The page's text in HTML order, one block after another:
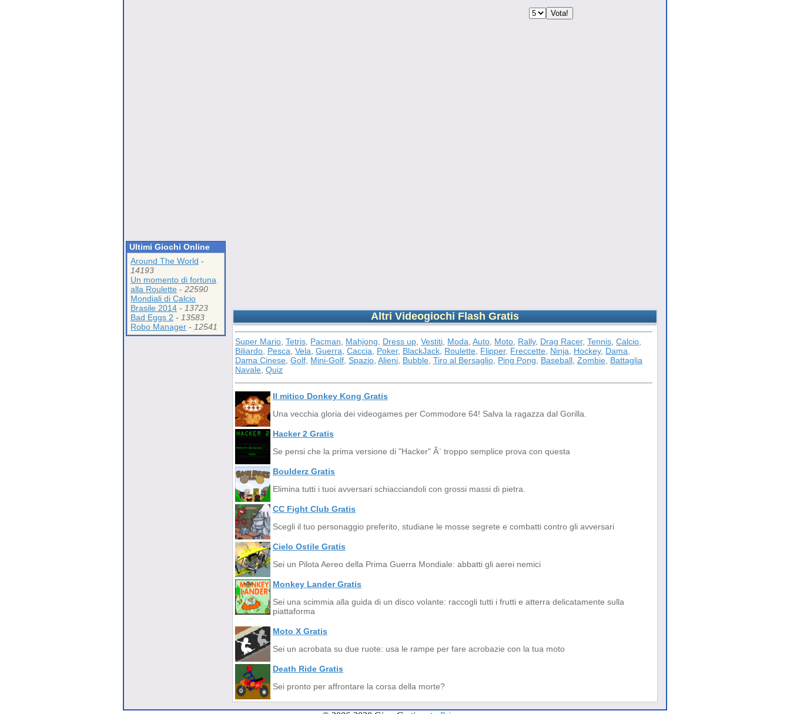
Ultimi Giochi Online
Around The World -
14193
Un momento di fortuna
alla Roulette - 22590
Mondiali di Calcio
Brasile 2014 - 13723
Bad Eggs 2 - 13583
Robo Manager - 12541
Altri Videogiochi Flash Gratis
Super Mario Tetris Pacman Mahjong Dress up Vestiti Moda Auto Moto Rally, Drag Racer, Tennis Calcio
Biliardo Pesca Vela Guerra Caccia Poker, BlackJack Roulette Flipper, Freccette Ninja Hockey, Dama
Dama Cinese Golf Mini-Golf Spazio Alieni Bubble Tiro al Bersaglio Ping Pong Baseball Zombie Battaglia
Navale Quiz
Il mitico Donkey Kong Gratis
Una vecchia gloria dei videogames per Commodore 64! Salva la ragazza dal Gorilla.
Hacker 2 Gratis
Se pensi che la prima versione di "Hacker" Ã¨ troppo semplice prova con questa
Boulderz Gratis
Elimina tutti i tuoi avversari schiacciandoli con grossi massi di pietra.
CC Fight Club Gratis
Scegli il tuo personaggio preferito, studiane le mosse segrete e combatti contro gli avversari
Cielo Ostile Gratis
Sei un Pilota Aereo della Prima Guerra Mondiale: abbatti gli aerei nemici
Monkey Lander Gratis
Sei una scimmia alla guida di un disco volante: raccogli tutti i frutti e atterra delicatamente sulla
piattaforma
Moto X Gratis
Sei un acrobata su due ruote: usa le rampe per fare acrobazie con la tua moto
Death Ride Gratis
Sei pronto per affrontare la corsa della morte?